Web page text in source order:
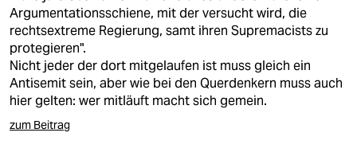
Argumentationsschiene, mit der versucht wird, die
rechtsextreme Regierung, samt ihren Supremacists zu
protegieren".
Nicht jeder der dort mitgelaufen ist muss gleich ein
Antisemit sein, aber wie bei den Querdenkern muss auch
hier gelten: wer mitläuft macht sich gemein.
zum Beitrag